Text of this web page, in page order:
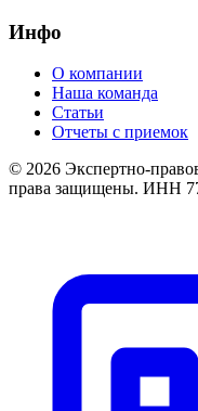
Инфо
О компании
Наша команда
Статьи
Отчеты с приемок
© 2026 Экспертно-
права защищены. ИНН